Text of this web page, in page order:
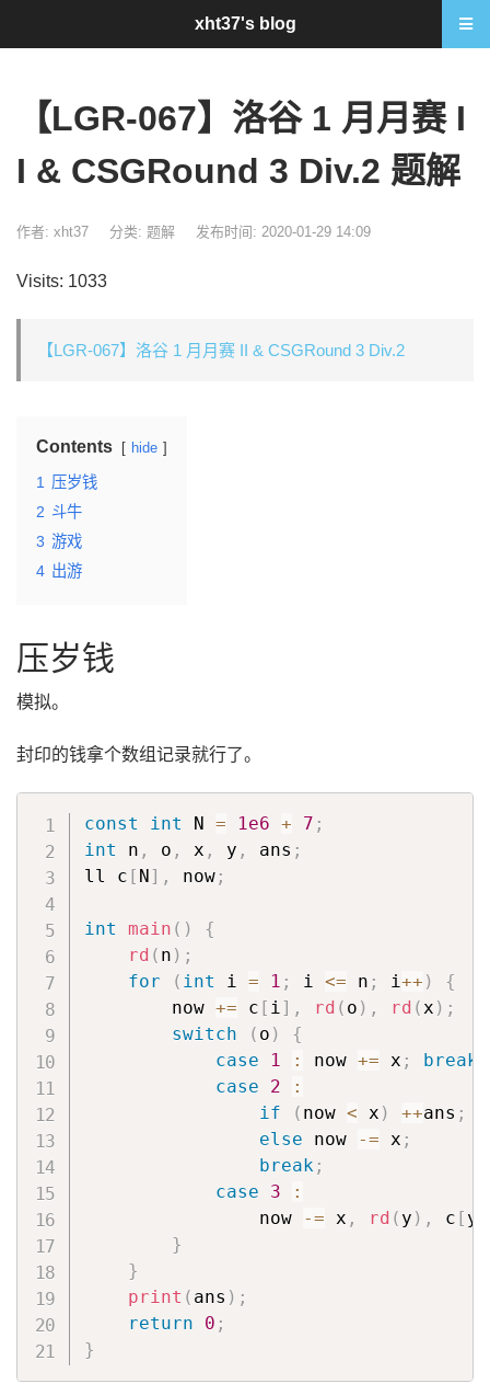
【LGR-067】洛谷 1 月月赛 I
I & CSGRound 3 Div.2 题解
作者: xht37 分类: 题解 发布时间: 2020-01-29 14:09
Visits: 1033
【LGR-067】洛谷 1 月月赛 II & CSGRound 3 Div.2
Contents hide
1
压岁钱
2 斗牛
3 游戏
4 出游
压岁钱
模拟。
封印的钱拿个数组记录就行了。
const int N = 1e6 + 7 ;
int n , o , x , y , ans ;
ll c [ N] , now;
int main ( )
{
rd ( n ) ;
for
( int i = 1 ; i <= n ; i++ )
{
        now
+= c [ i] , rd ( o ) , rd (x ) ;
switch
( o )
{
case
1 : now += x ; break
case
2
:
if
( now < x ) ++ans ;
else now -= x ;
break;
case
3
:
                now
-= x , rd ( y ) , c [ y
}
}
print ( ans ) ;
return
0 ;
}
xht37's blog